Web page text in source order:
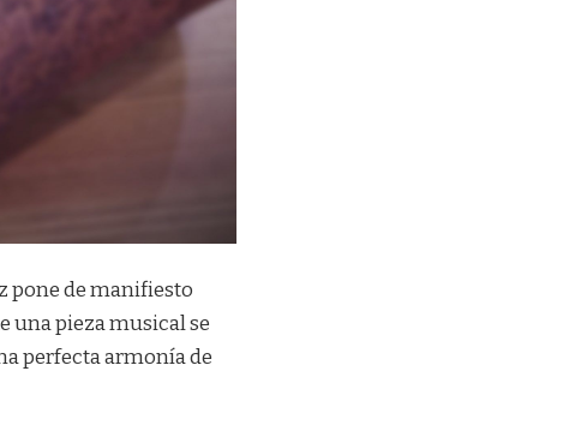
pone de manifiesto
una pieza musical se
perfecta armonía de